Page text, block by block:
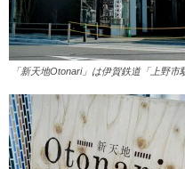
「新天地Otonari」は伊賀鉄道「上野